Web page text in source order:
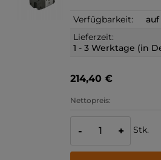
Verfügbarkeit:
Lieferzeit:
1 - 3 Werktage (in
214,40 €
Nettopreis:
- + Stk.